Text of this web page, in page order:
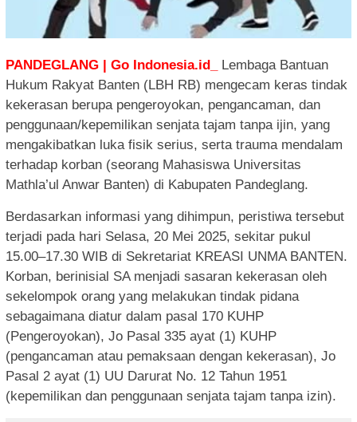
PANDEGLANG | Go Indonesia.id_
Lembaga Bantuan
Hukum Rakyat Banten (LBH RB) mengecam keras tindak
kekerasan berupa pengeroyokan, pengancaman, dan
penggunaan/kepemilikan senjata tajam tanpa ijin, yang
mengakibatkan luka fisik serius, serta trauma mendalam
terhadap korban (seorang Mahasiswa Universitas
Mathla’ul Anwar Banten) di Kabupaten Pandeglang.
Berdasarkan informasi yang dihimpun, peristiwa tersebut
terjadi pada hari Selasa, 20 Mei 2025, sekitar pukul
15.00–17.30 WIB di Sekretariat KREASI UNMA BANTEN.
Korban, berinisial SA menjadi sasaran kekerasan oleh
sekelompok orang yang melakukan tindak pidana
sebagaimana diatur dalam pasal 170 KUHP
(Pengeroyokan), Jo Pasal 335 ayat (1) KUHP
(pengancaman atau pemaksaan dengan kekerasan), Jo
Pasal 2 ayat (1) UU Darurat No. 12 Tahun 1951
(kepemilikan dan penggunaan senjata tajam tanpa izin).